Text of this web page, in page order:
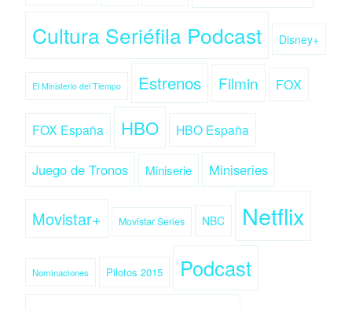
Cultura Seriéfila Podcast Disney+
El Ministerio del Tiempo Estrenos Filmin FOX
FOX España HBO HBO España
Juego de Tronos Miniserie Miniseries
Movistar+ Movistar Series NBC Netflix
Nominaciones Pilotos 2015 Podcast